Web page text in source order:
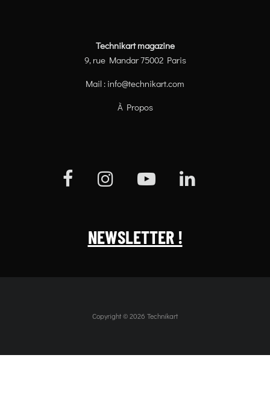
Technikart magazine
9, rue Mandar 75002 Paris
Mail : info@technikart.com
À Propos
NEWSLETTER !
Copyright © 2026 Technikart